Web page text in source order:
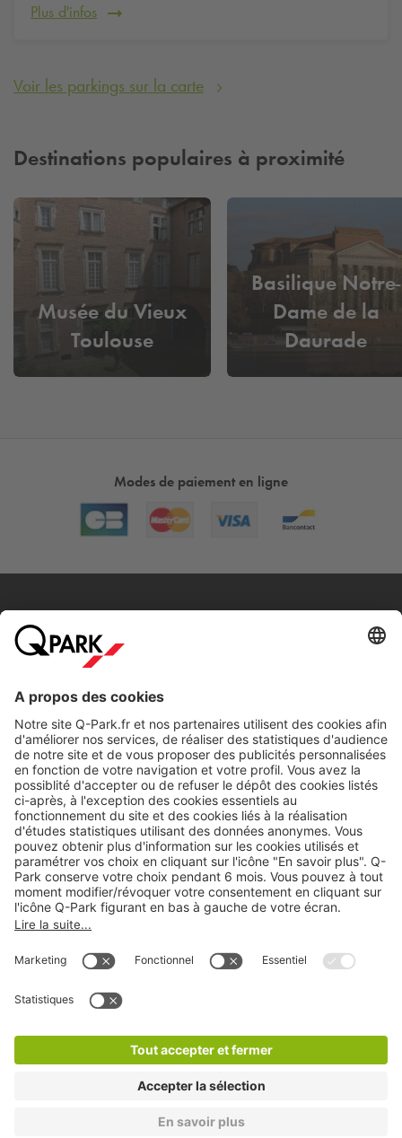
Plus d'infos
Voir les parkings sur la carte
Destinations populaires à proximité
Musée du Vieux
Toulouse
Basilique Notre-
Dame de la
Daurade
Modes de paiement en ligne
A propos
Nos services
Cookies
Copyright
CGU
Déclaration de confidentialité
* Réduction appliquée par rapport aux tarifs d'un
stationnement sur place